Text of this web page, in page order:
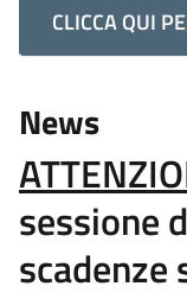
CLICCA QUI
News
sessione
scadenze